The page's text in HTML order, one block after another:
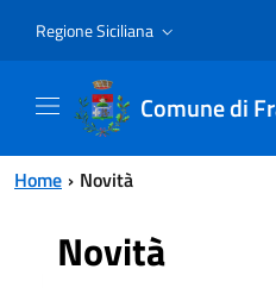
Regione Siciliana
Comune di
Home Novità
Novità